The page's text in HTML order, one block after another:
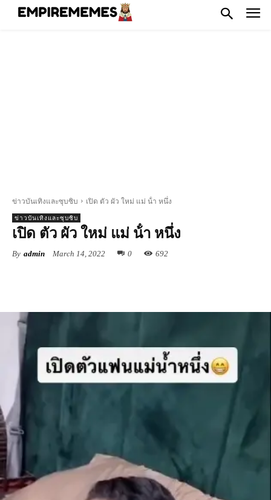
ข่าวบันเทิงและซุบซิบ เปิด ตัว ผัว ใหม่ แม่ น้ํา หนึ่ง
ข่าวบันเทิงและซุบซิบ
เปิด ตัว ผัว ใหม่ แม่ น้ํา หนึ่ง
By admin March 14, 2022 0 692